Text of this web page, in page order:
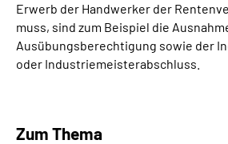
Erwerb der Handwerker der
muss, sind zum Beispiel die
Ausübungsberechtigung sowie der
oder Industriemeisterabschluss.
Zum Thema